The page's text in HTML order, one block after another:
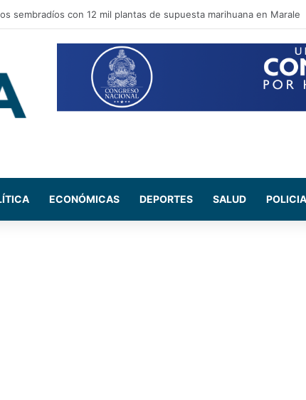
apuesta por recuperar espacios públicos y reforzar la
ECONÓMICAS DEPORTES SALUD